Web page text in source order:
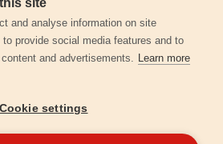
site
and analyse information on site
provide social media features and to
and advertisements. Learn more
Cookie settings